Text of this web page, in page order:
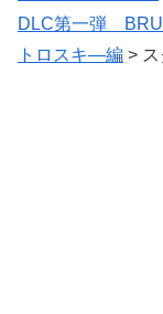
DLC第一弾
トロスキ―編 >